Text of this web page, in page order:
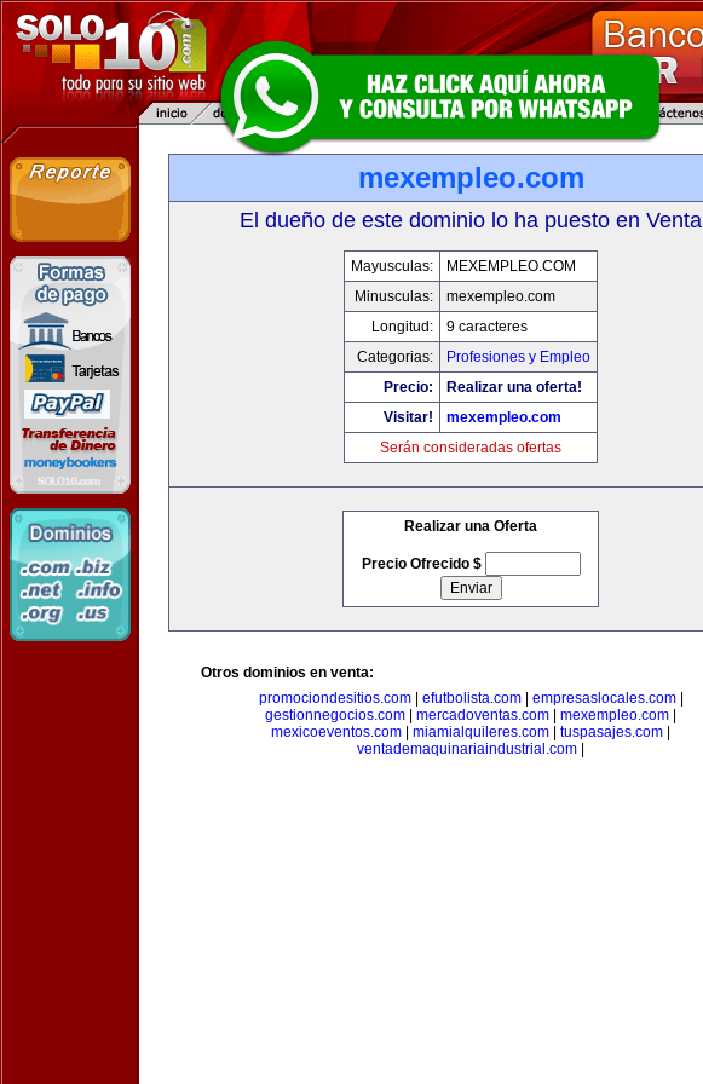
mexempleo.com
El dueño de este dominio lo ha puesto en Venta
Mayusculas:
MEXEMPLEO.COM
Minusculas:
mexempleo.com
Longitud:
9 caracteres
Categorias:
Profesiones y Empleo
Precio:
Realizar una oferta!
Visitar!
mexempleo.com
Serán consideradas ofertas
Realizar una Oferta
Precio Ofrecido $
Otros dominios en venta:
promociondesitios.com| efutbolista.com| empresaslocales.com|
gestionnegocios.com
mercadoventas.com mexempleo.com
mexicoeventos.com
miamialquileres.com tuspasajes.com
ventademaquinariaindustrial.com